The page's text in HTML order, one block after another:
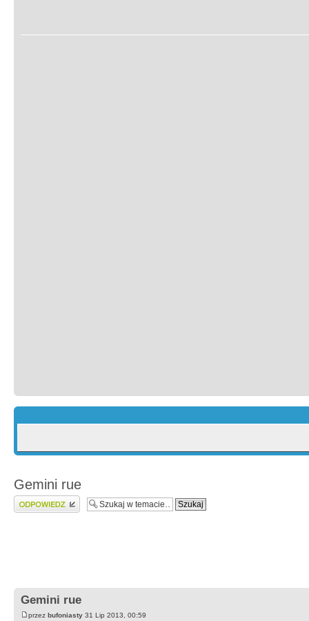
Gemini rue
Wyślij odpowiedź
Gemini rue
przez bufoniasty 31 Lip 2013, 00:59